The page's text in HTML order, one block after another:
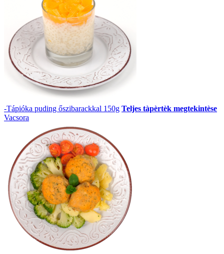
-Tápióka puding őszibarackkal 150g Teljes tàpèrtèk megtekintèse
Vacsora